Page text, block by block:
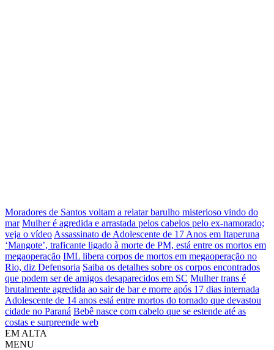
Moradores de Santos voltam a relatar barulho misterioso vindo do
mar Mulher é agredida e arrastada pelos cabelos pelo ex-namorado;
veja o vídeo Assassinato de Adolescente de 17 Anos em Itaperuna
‘Mangote’, traficante ligado à morte de PM, está entre os mortos em
megaoperação IML libera corpos de mortos em megaoperação no
Rio, diz Defensoria Saiba os detalhes sobre os corpos encontrados
que podem ser de amigos desaparecidos em SC Mulher trans é
brutalmente agredida ao sair de bar e morre após 17 dias internada
Adolescente de 14 anos está entre mortos do tornado que devastou
cidade no Paraná Bebê nasce com cabelo que se estende até as
costas e surpreende web
EM ALTA
MENU